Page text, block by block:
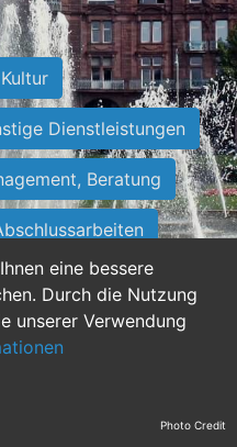
eine bessere
Durch die Nutzung
unserer Verwendung
Dienstleistungen
Beratung
Sekretariat
Ausbildung Photo Credit